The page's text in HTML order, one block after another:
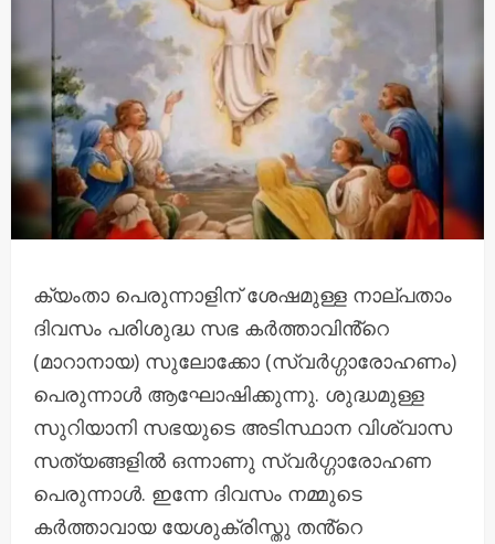
ക്യംതാ പെരുന്നാളിന് ശേഷമുള്ള നാല്പതാം
ദിവസം പരിശുദ്ധ സഭ കർത്താവിൻ്റെ
(മാറാനായ) സുലോക്കോ (സ്വർഗ്ഗാരോഹണം)
പെരുന്നാൾ ആഘോഷിക്കുന്നു. ശുദ്ധമുള്ള
സുറിയാനി സഭയുടെ അടിസ്ഥാന വിശ്വാസ
സത്യങ്ങളിൽ ഒന്നാണു സ്വർഗ്ഗാരോഹണ
പെരുന്നാൾ. ഇന്നേ ദിവസം നമ്മുടെ
കർത്താവായ യേശുക്രിസ്തു തൻ്റെ